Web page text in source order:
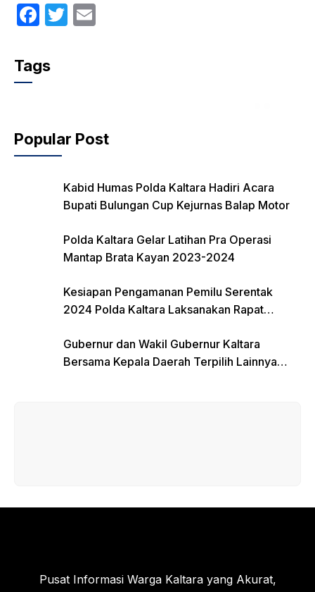
F
c
e
o
o
T
Tags
Popular Post
Kabid Humas Polda Kaltara Hadiri Acara
Bupati Bulungan Cup Kejurnas Balap Motor
Polda Kaltara Gelar Latihan Pra Operasi
Mantap Brata Kayan 2023-2024
Kesiapan Pengamanan Pemilu Serentak
2024 Polda Kaltara Laksanakan Rapat
Gubernur dan Wakil Gubernur Kaltara
Bersama Kepala Daerah Terpilih Lainnya
Pusat Informasi Warga Kaltara yang Akurat,